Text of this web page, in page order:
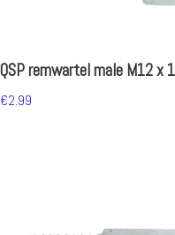
QSP remwartel male M12 x
€2.99